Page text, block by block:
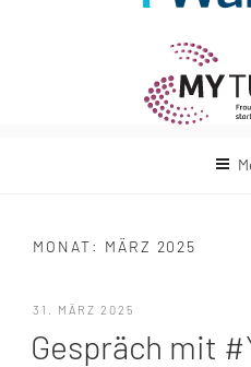
MONAT: MÄRZ 2025
VERÖFFENTLICHT
31. MÄRZ 2025
Gespräch mit